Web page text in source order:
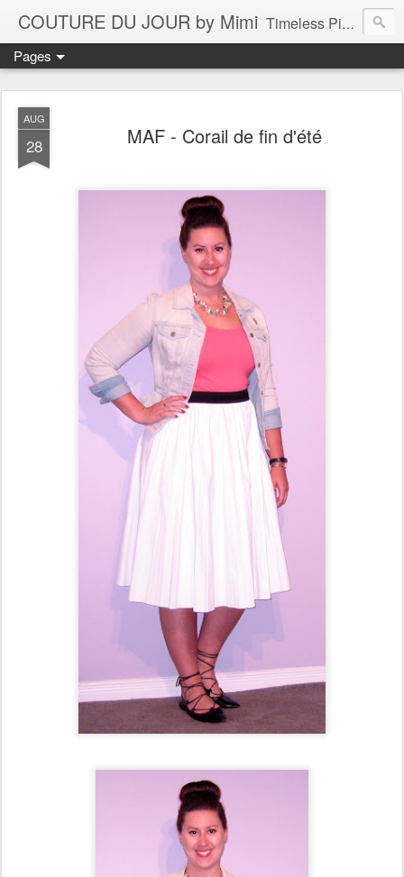
COUTURE DU JOUR by Mimi Timeless Pieces - A Reflection of Lasting Fashion
Pages
AUG
28 MAF - Corail de fin d'été